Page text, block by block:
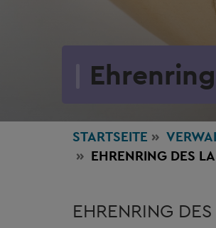
STARTSEITE
EHRENRING DES
EHRENRING